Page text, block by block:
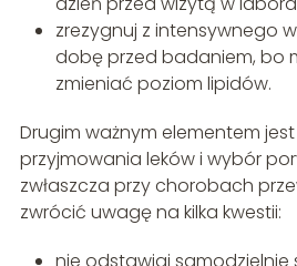
zrezygnuj z intensywnego
dobę przed badaniem, bo
zmieniać poziom lipidów.
Drugim ważnym elementem
przyjmowania leków i wybór
zwłaszcza przy chorobach
zwrócić uwagę na kilka kwestii: